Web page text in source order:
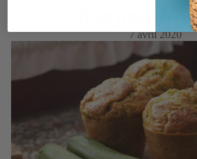
Bonjour
7 avril 2020